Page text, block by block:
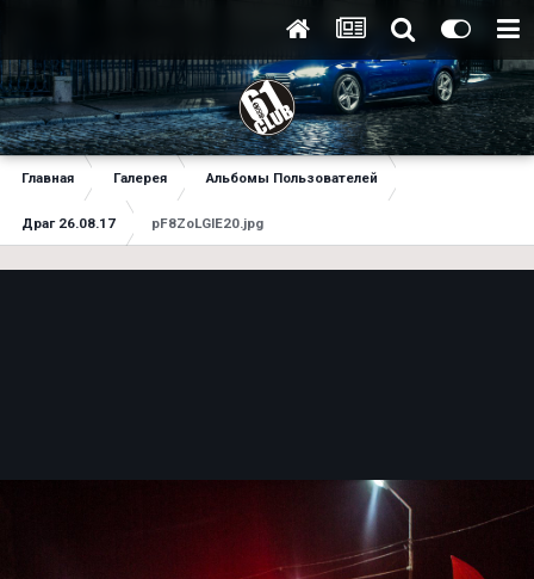
Главная Галерея Альбомы Пользователей
Драг 26.08.17 pF8ZoLGlE20.jpg